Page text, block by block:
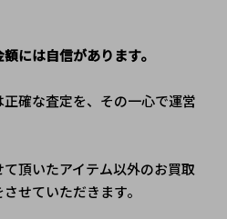
には自信があります。
確な査定を、その一心で運営
頂いたアイテム以外のお買取
せていただきます。